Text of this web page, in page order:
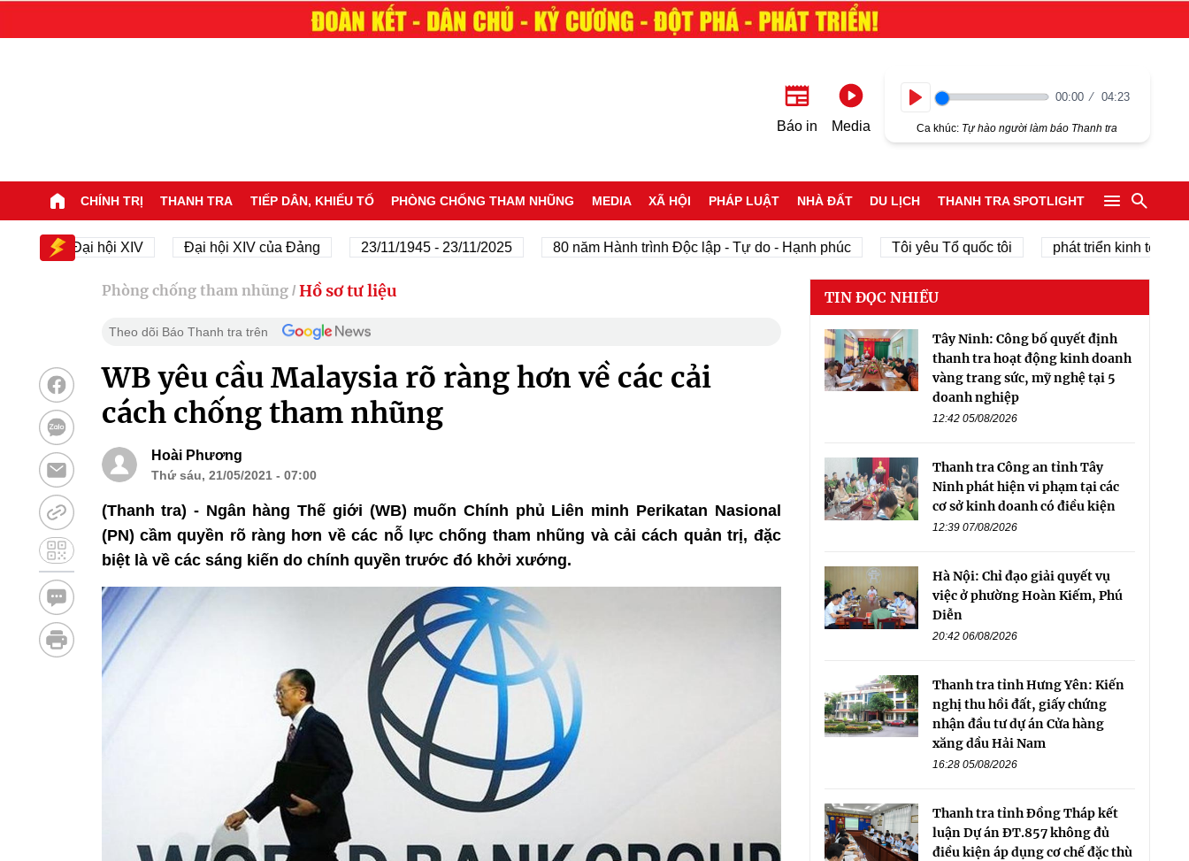
Báo in Media
00:00 04:23
Ca khúc: Tự hào người làm báo Thanh tra
CHÍNH TRỊ THANH TRA TIẾP DÂN, KHIẾU TỐ PHÒNG CHỐNG THAM NHŨNG MEDIA XÃ HỘI PHÁP LUẬT NHÀ ĐẤT DU LỊCH THANH TRA SPOTLIGHT
Đại hội XIV Đại hội XIV của Đảng 23/11/1945 - 23/11/2025 80 năm Hành trình Độc lập - Tự do - Hạnh phúc Tôi yêu Tổ quốc tôi phát triển kinh tế tư nhân
Phòng chống tham nhũng / Hồ sơ tư liệu
Theo dõi Báo Thanh tra trên
WB yêu cầu Malaysia rõ ràng hơn về các cải
cách chống tham nhũng
Hoài Phương
Thứ sáu, 21/05/2021 - 07:00
(Thanh tra) - Ngân hàng Thế giới (WB) muốn Chính phủ Liên minh Perikatan Nasional
(PN) cầm quyền rõ ràng hơn về các nỗ lực chống tham nhũng và cải cách quản trị, đặc
biệt là về các sáng kiến do chính quyền trước đó khởi xướng.
TIN ĐỌC NHIỀU
Tây Ninh: Công bố quyết định
thanh tra hoạt động kinh doanh
vàng trang sức, mỹ nghệ tại 5
doanh nghiệp
12:42 05/08/2026
Thanh tra Công an tỉnh Tây
Ninh phát hiện vi phạm tại các
cơ sở kinh doanh có điều kiện
12:39 07/08/2026
Hà Nội: Chỉ đạo giải quyết vụ
việc ở phường Hoàn Kiếm, Phú
Diễn
20:42 06/08/2026
Thanh tra tỉnh Hưng Yên: Kiến
nghị thu hồi đất, giấy chứng
nhận đầu tư dự án Cửa hàng
xăng dầu Hải Nam
16:28 05/08/2026
Thanh tra tỉnh Đồng Tháp kết
luận Dự án ĐT.857 không đủ
điều kiện áp dụng cơ chế đặc thù